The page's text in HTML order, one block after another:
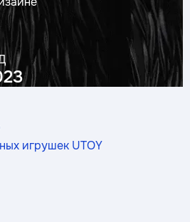
игрушек UTOY